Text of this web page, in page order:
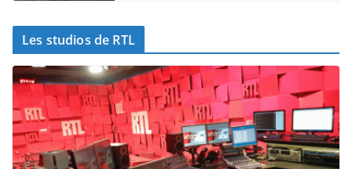
Les studios de RTL